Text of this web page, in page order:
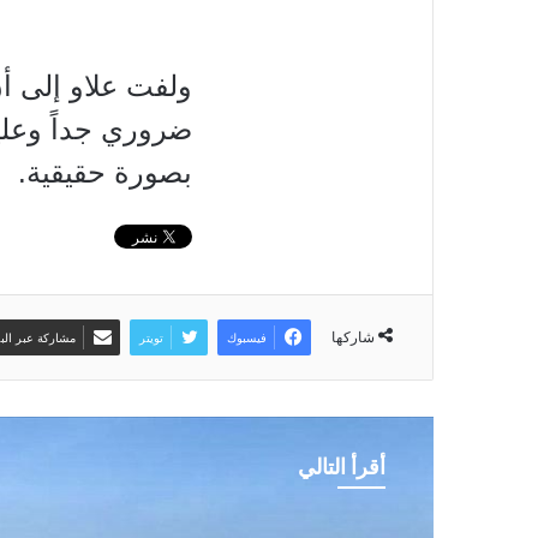
ولفت علاو إلى
ضروري جداً
بصورة حقيقية.
شاركها فيسبوك تويتر مشاركة عبر
أقرأ التالي